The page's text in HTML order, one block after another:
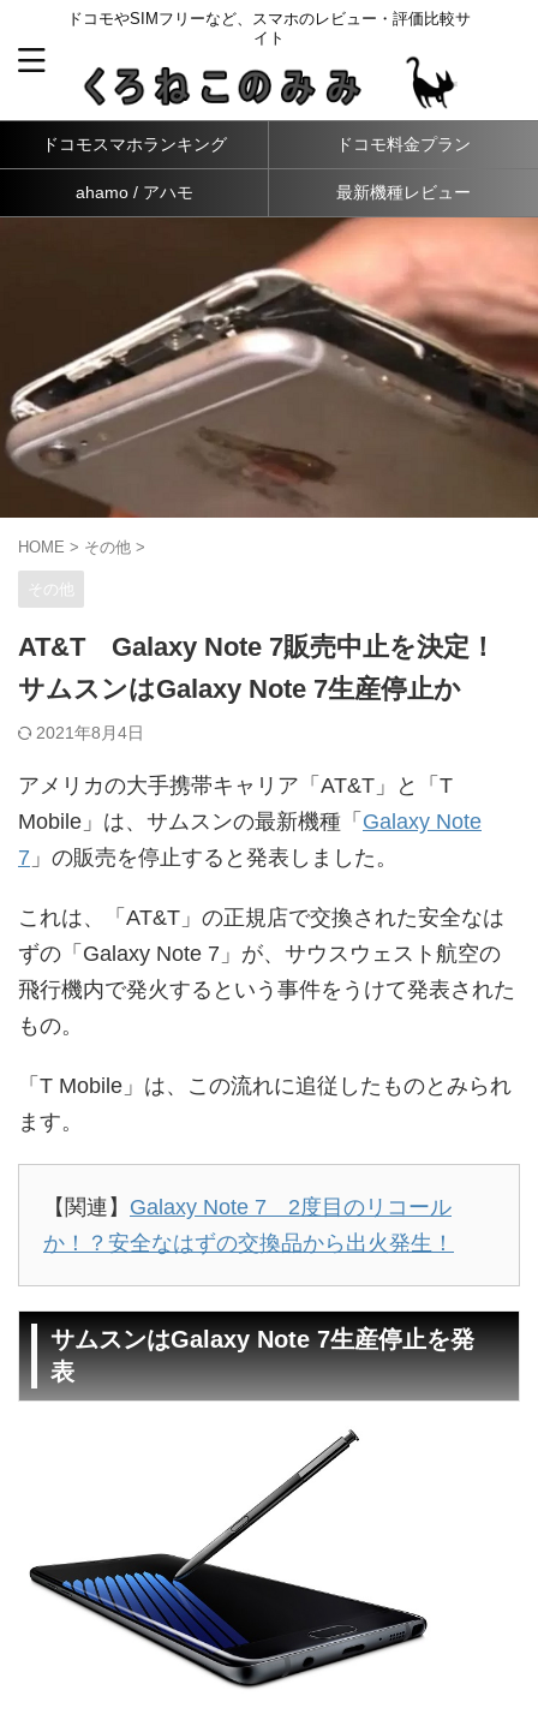
ドコモやSIMフリーなど、スマホのレビュー・評価比較サ
イト
ドコモスマホランキング ドコモ料金プラン
ahamo / アハモ 最新機種レビュー
HOME > その他 >
その他
AT&T Galaxy Note 7販売中止を決定！
サムスンはGalaxy Note 7生産停止か
2021年8月4日
アメリカの大手携帯キャリア「AT&T」と「T
Mobile」は、サムスンの最新機種「 Galaxy Note
7 」の販売を停止すると発表しました。
これは、「AT&T」の正規店で交換された安全なは
ずの「Galaxy Note 7」が、サウスウェスト航空の
飛行機内で発火するという事件をうけて発表された
もの。
「T Mobile」は、この流れに追従したものとみられ
ます。
【関連】 Galaxy Note 7 2度目のリコール
か！？安全なはずの交換品から出火発生！
サムスンはGalaxy Note 7生産停止を発
表